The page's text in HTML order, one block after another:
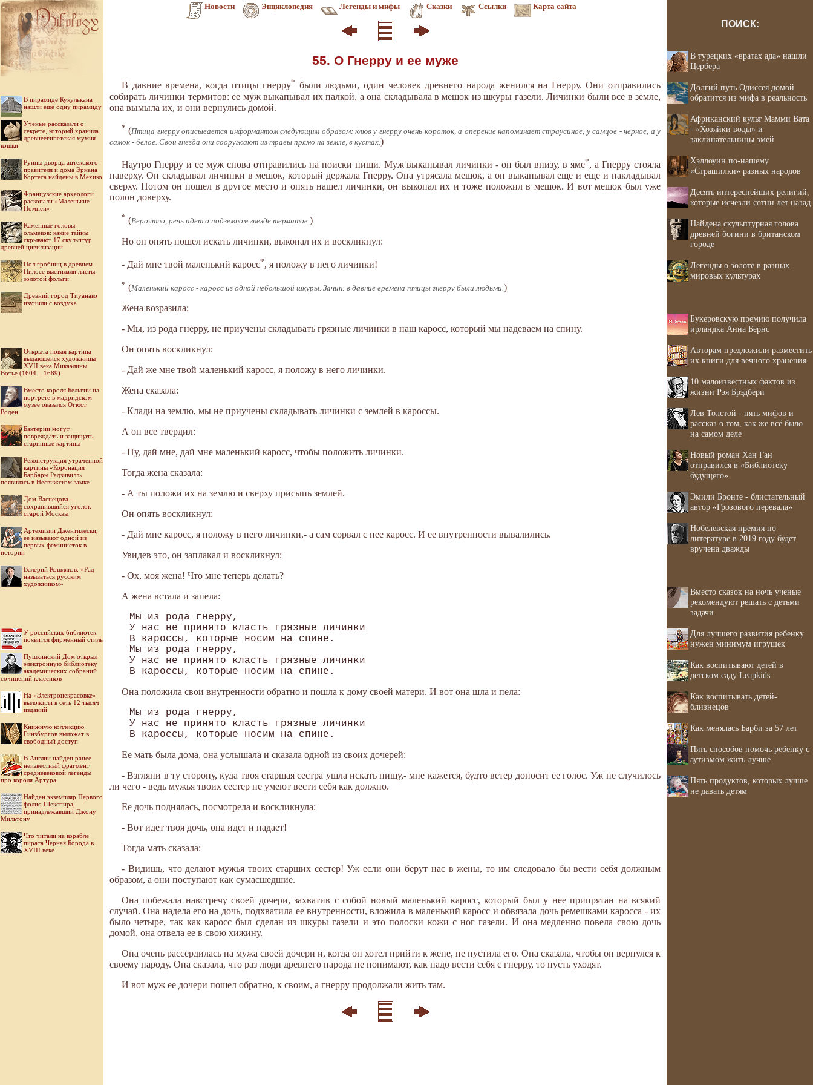
Новости Энциклопедия Легенды и мифы Сказки Ссылки Карта сайта
В пирамиде Кукулькана
нашли ещё одну пирамиду
Учёные рассказали о
секрете, который хранила
древнеегипетская мумия
кошки
Руины дворца ацтекского
правителя и дома Эрнана
Кортеса найдены в Мехико
Французские археологи
раскопали «Маленькие
Помпеи»
Каменные головы
ольмеков: какие тайны
скрывают 17 скульптур
древней цивилизации
Пол гробниц в древнем
Пилосе выстилали листы
золотой фольги
Древний город Тиуанако
изучили с воздуха
Открыта новая картина
выдающейся художницы
XVII века Микаэлины
Вотье (1604 – 1689)
Вместо короля Бельгии на
портрете в мадридском
музее оказался Огюст
Роден
Бактерии могут
повреждать и защищать
старинные картины
Реконструкция утраченной
картины «Коронация
Барбары Радзивилл»
появилась в Несвижском замке
Дом Васнецова —
сохранившийся уголок
старой Москвы
Артемизии Джентилески,
её называют одной из
первых феминисток в
истории
Валерий Кошляков: «Рад
называться русским
художником»
У российских библиотек
появится фирменный стиль
Пушкинский Дом открыл
электронную библиотеку
академических собраний
сочинений классиков
На «Электронекрасовке»
выложили в сеть 12 тысяч
изданий
Книжную коллекцию
Гинзбургов выложат в
свободный доступ
В Англии найден ранее
неизвестный фрагмент
средневековой легенды
про короля Артура
Найден экземпляр Первого
фолио Шекспира,
принадлежавший Джону
Мильтону
Что читали на корабле
пирата Черная Борода в
XVIII веке
55. О Гнерру и ее муже
В давние времена, когда птицы гнерру* были людьми, один человек древнего народа женился на Гнерру. Они отправились
собирать личинки термитов: ее муж выкапывал их палкой, а она складывала в мешок из шкуры газели. Личинки были все в земле,
она вымыла их, и они вернулись домой.
* (Птица гнерру описывается информантом следующим образом: клюв у гнерру очень короток, а оперение напоминает страусиное, у самцов - черное, а у
самок - белое. Свои гнезда они сооружают из травы прямо на земле, в кустах.)
Наутро Гнерру и ее муж снова отправились на поиски пищи. Муж выкапывал личинки - он был внизу, в яме*, а Гнерру стояла
наверху. Он складывал личинки в мешок, который держала Гнерру. Она утрясала мешок, а он выкапывал еще и еще и накладывал
сверху. Потом он пошел в другое место и опять нашел личинки, он выкопал их и тоже положил в мешок. И вот мешок был уже
полон доверху.
* (Вероятно, речь идет о подземном гнезде термитов.)
Но он опять пошел искать личинки, выкопал их и воскликнул:
- Дай мне твой маленький каросс*, я положу в него личинки!
* (Маленький каросс - каросс из одной небольшой шкуры. Зачин: в давние времена птицы гнерру были людьми.)
Жена возразила:
- Мы, из рода гнерру, не приучены складывать грязные личинки в наш каросс, который мы надеваем на спину.
Он опять воскликнул:
- Дай же мне твой маленький каросс, я положу в него личинки.
Жена сказала:
- Клади на землю, мы не приучены складывать личинки с землей в кароссы.
А он все твердил:
- Ну, дай мне, дай мне маленький каросс, чтобы положить личинки.
Тогда жена сказала:
- А ты положи их на землю и сверху присыпь землей.
Он опять воскликнул:
- Дай мне каросс, я положу в него личинки,- а сам сорвал с нее каросс. И ее внутренности вывалились.
Увидев это, он заплакал и воскликнул:
- Ох, моя жена! Что мне теперь делать?
А жена встала и запела:
Мы из рода гнерру,
У нас не принято класть грязные личинки
В кароссы, которые носим на спине.
Мы из рода гнерру,
У нас не принято класть грязные личинки
Она положила свои внутренности обратно и пошла к дому своей матери. И вот она шла и пела:
Мы из рода гнерру,
У нас не принято класть грязные личинки
Ее мать была дома, она услышала и сказала одной из своих дочерей:
- Взгляни в ту сторону, куда твоя старшая сестра ушла искать пищу,- мне кажется, будто ветер доносит ее голос. Уж не случилось
ли чего - ведь мужья твоих сестер не умеют вести себя как должно.
Ее дочь поднялась, посмотрела и воскликнула:
- Вот идет твоя дочь, она идет и падает!
Тогда мать сказала:
- Видишь, что делают мужья твоих старших сестер! Уж если они берут нас в жены, то им следовало бы вести себя должным
образом, а они поступают как сумасшедшие.
Она побежала навстречу своей дочери, захватив с собой новый маленький каросс, который был у нее припрятан на всякий
случай. Она надела его на дочь, подхватила ее внутренности, вложила в маленький каросс и обвязала дочь ремешками каросса - их
было четыре, так как каросс был сделан из шкуры газели и это полоски кожи с ног газели. И она медленно повела свою дочь
домой, она отвела ее в свою хижину.
Она очень рассердилась на мужа своей дочери и, когда он хотел прийти к жене, не пустила его. Она сказала, чтобы он вернулся к
своему народу. Она сказала, что раз люди древнего народа не понимают, как надо вести себя с гнерру, то пусть уходят.
И вот муж ее дочери пошел обратно, к своим, а гнерру продолжали жить там.
ПОИСК:
В турецких «вратах ада» нашли
Цербера
Долгий путь Одиссея домой
обратится из мифа в реальность
Африканский культ Мамми Вата
- «Хозяйки воды» и
заклинательницы змей
Хэллоуин по-нашему
«Страшилки» разных народов
Десять интереснейших религий,
которые исчезли сотни лет назад
Найдена скульптурная голова
древней богини в британском
городе
Легенды о золоте в разных
мировых культурах
Букеровскую премию получила
ирландка Анна Бернс
Авторам предложили разместить
их книги для вечного хранения
10 малоизвестных фактов из
жизни Рэя Брэдбери
Лев Толстой - пять мифов и
рассказ о том, как же всё было
на самом деле
Новый роман Хан Ган
отправился в «Библиотеку
будущего»
Эмили Бронте - блистательный
автор «Грозового перевала»
Нобелевская премия по
литературе в 2019 году будет
вручена дважды
Вместо сказок на ночь ученые
рекомендуют решать с детьми
задачи
Для лучшего развития ребенку
нужен минимум игрушек
Как воспитывают детей в
детском саду Leapkids
Как воспитывать детей-
близнецов
Как менялась Барби за 57 лет
Пять способов помочь ребенку с
аутизмом жить лучше
Пять продуктов, которых лучше
не давать детям